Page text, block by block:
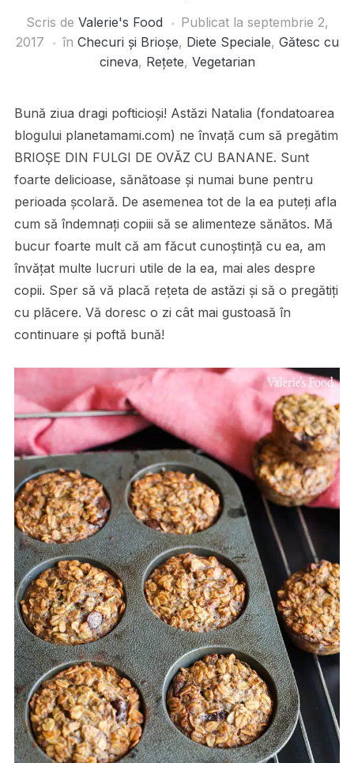
Scris de Valerie's Food Publicat la septembrie 2,
2017
în Checuri și Brioșe, Diete Speciale, Gătesc cu
cineva, Rețete, Vegetarian
Bună ziua dragi pofticioși! Astăzi Natalia (fondatoarea
blogului planetamami.com) ne învață cum să pregătim
BRIOȘE DIN FULGI DE OVĂZ CU BANANE. Sunt
foarte delicioase, sănătoase și numai bune pentru
perioada școlară. De asemenea tot de la ea puteți afla
cum să îndemnați copiii să se alimenteze sănătos. Mă
bucur foarte mult că am făcut cunoștință cu ea, am
învățat multe lucruri utile de la ea, mai ales despre
copii. Sper să vă placă rețeta de astăzi și să o pregătiți
cu plăcere. Vă doresc o zi cât mai gustoasă în
continuare și poftă bună!